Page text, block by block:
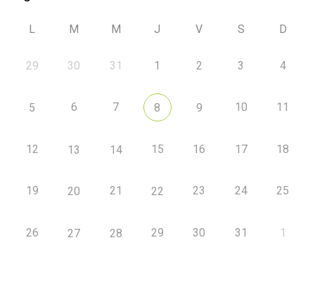
L M M J V S D
29 30 31 1 2 3 4
5 6 7 8 9 10 11
12 13 14 15 16 17 18
19 20 21 22 23 24 25
26 27 28 29 30 31 1